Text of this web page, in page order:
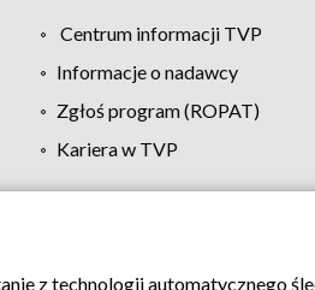
Centrum informacji TVP
Informacje o nadawcy
Zgłoś program (ROPAT)
Kariera w TVP
Moje zgody Pomoc
z technologii automatycznego